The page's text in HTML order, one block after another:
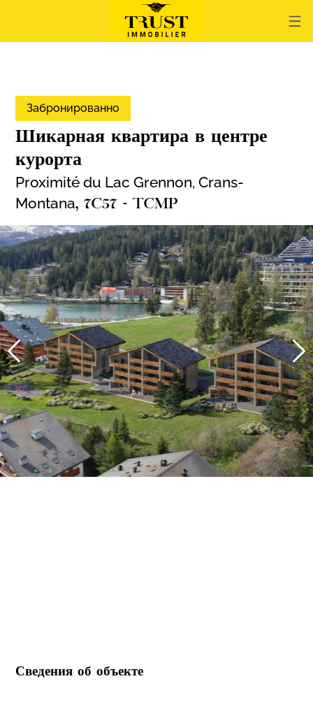
Забронированно
Шикарная квартира в центре
курорта
Proximité du Lac Grennon,Crans-
Montana, 7C57 - TCMP
Сведения об объекте